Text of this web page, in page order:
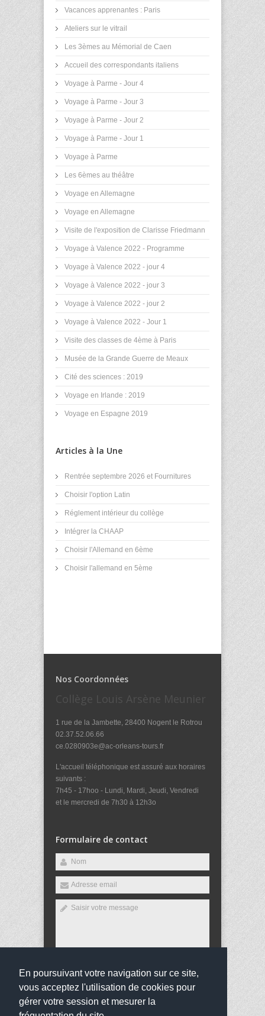
En poursuivant votre navigation sur ce site,
vous acceptez l'utilisation de cookies pour
gérer votre session et mesurer la
Vacances apprenantes : Paris
Ateliers sur le vitrail
Les 3èmes au Mémorial de Caen
Accueil des correspondants italiens
Voyage à Parme - Jour 4
Voyage à Parme - Jour 3
Voyage à Parme - Jour 2
Voyage à Parme - Jour 1
Voyage à Parme
Les 6èmes au théâtre
Voyage en Allemagne
Voyage en Allemagne
Visite de l'exposition de Clarisse Friedmann
Voyage à Valence 2022 - Programme
Voyage à Valence 2022 - jour 4
Voyage à Valence 2022 - jour 3
Voyage à Valence 2022 - jour 2
Voyage à Valence 2022 - Jour 1
Visite des classes de 4ème à Paris
Musée de la Grande Guerre de Meaux
Cité des sciences : 2019
Voyage en Irlande : 2019
Voyage en Espagne 2019
Articles à la Une
Rentrée septembre 2026 et Fournitures
Choisir l'option Latin
Réglement intérieur du collège
Intégrer la CHAAP
Choisir l'Allemand en 6ème
Choisir l'allemand en 5ème
Nos Coordonnées
Collège Louis Arsène Meunier
1 rue de la Jambette, 28400 Nogent le Rotrou
02.37.52.06.66
ce.0280903e@ac-orleans-tours.fr
L'accueil téléphonique est assuré aux horaires
suivants :
7h45 - 17hoo - Lundi, Mardi, Jeudi, Vendredi
et le mercredi de 7h30 à 12h3o
Formulaire de contact
Envoyer